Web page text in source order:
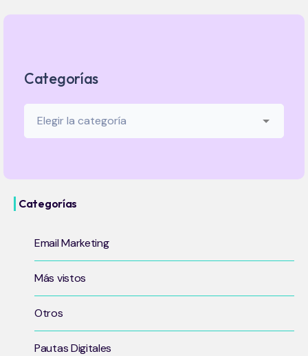
Categorías
Categorías
Email Marketing
Más vistos
Otros
Pautas Digitales